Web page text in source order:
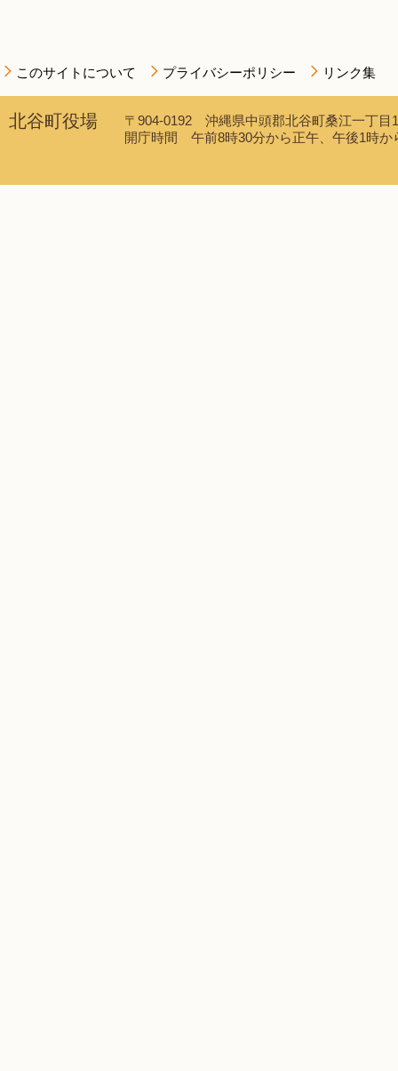
このサイトについて プライバシーポリシー リンク集
北谷町役場
〒904-0192 沖縄県中頭郡北谷町桑江一丁
開庁時間 午前8時30分から正午、午後1時か